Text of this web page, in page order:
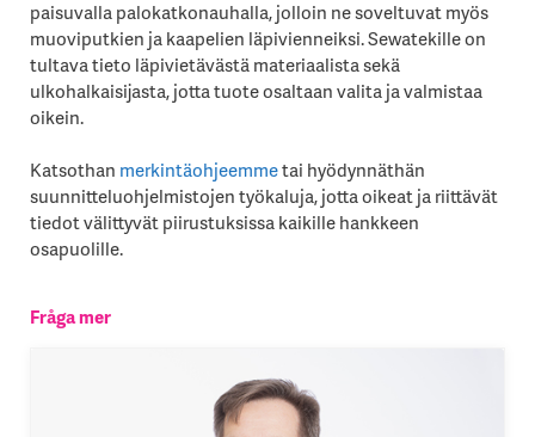
paisuvalla palokatkonauhalla, jolloin ne soveltuvat myös
muoviputkien ja kaapelien läpivienneiksi. Sewatekille on
tultava tieto läpivietävästä materiaalista sekä
ulkohalkaisijasta, jotta tuote osaltaan valita ja valmistaa
oikein.
Katsothan merkintäohjeemmetai hyödynnäthän
suunnitteluohjelmistojen työkaluja, jotta oikeat ja riittävät
tiedot välittyvät piirustuksissa kaikille hankkeen
osapuolille.
Fråga mer